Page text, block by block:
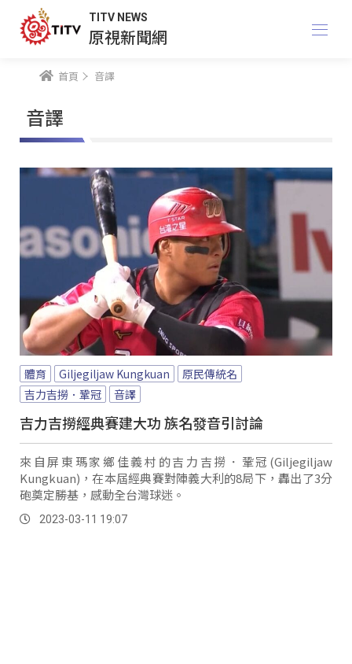
TITV NEWS
原視新聞網
首頁 音譯
音譯
體育 Giljegiljaw Kungkuan
原民傳統名
吉力吉撈．鞏冠
音譯
吉力吉撈經典賽建大功 族名發音引討論
來自屏東瑪家鄉佳義村的吉力吉撈．鞏冠(Giljegiljaw
Kungkuan)，在本屆經典賽對陣義大利的8局下，轟出了3分
砲奠定勝基，感動全台灣球迷。
2023-03-11 19:07